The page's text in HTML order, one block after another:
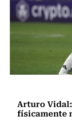
Arturo
físicamente